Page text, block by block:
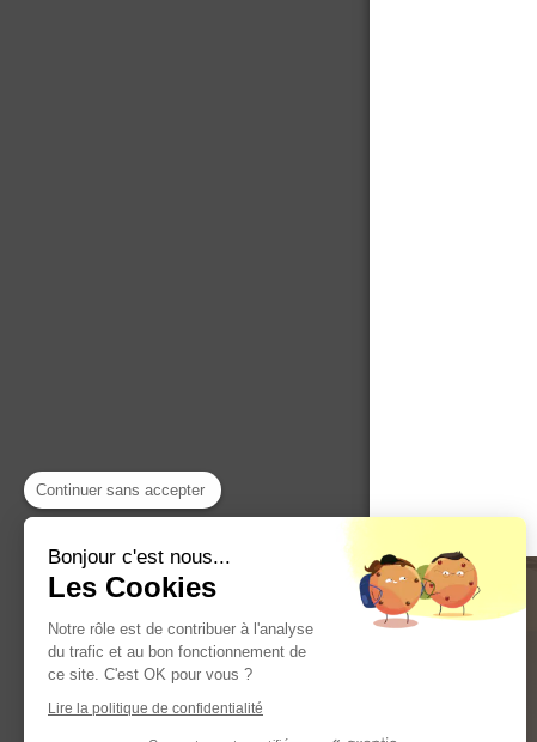
Continuer sans accepter
Bonjour c'est nous...
Les Cookies
Notre rôle est de contribuer à l'analyse
du trafic et au bon fonctionnement de
ce site. C'est OK pour vous ?
Lire la politique de confidentialité